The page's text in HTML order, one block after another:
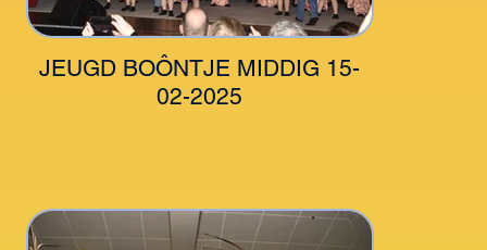
JEUGD BOÔNTJE MIDDIG 15-
02-2025